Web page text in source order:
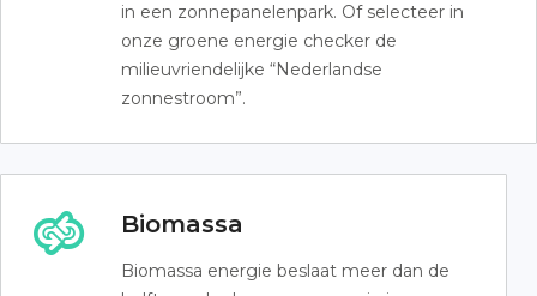
in een zonnepanelenpark. Of selecteer in
onze groene energie checker de
milieuvriendelijke “Nederlandse
zonnestroom”.
Biomassa
Biomassa energie beslaat meer dan de